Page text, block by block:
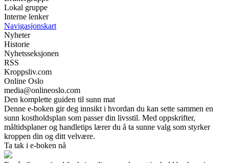
Lokal gruppe
Interne lenker
Navigasjonskart
Nyheter
Historie
Nyhetsseksjonen
RSS
Kroppsliv.com
Online Oslo
media@onlineoslo.com
Den komplette guiden til sunn mat
Denne e-boken gir deg innsikt i hvordan du kan sette sammen en
sunn kostholdsplan som passer din livsstil. Med oppskrifter,
måltidsplaner og handletips lærer du å ta sunne valg som styrker
kroppen din og ditt velvære.
Ta tak i e-boken nå